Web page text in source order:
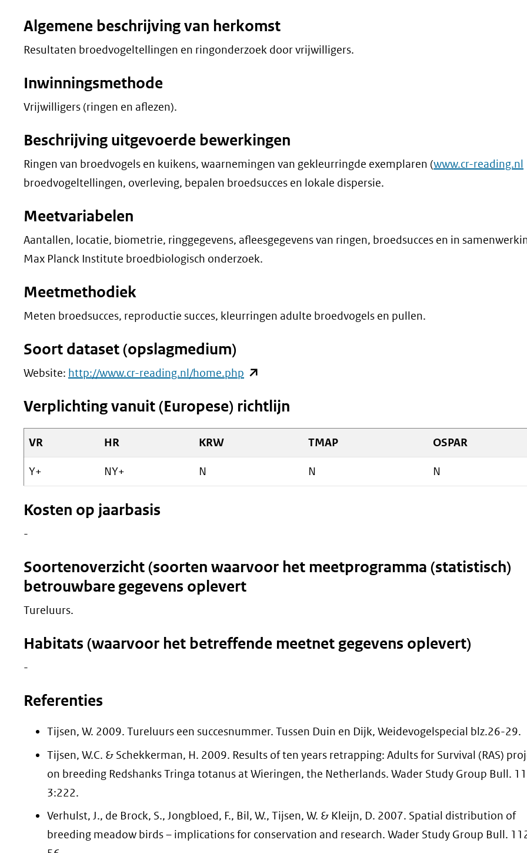
Algemene beschrijving van herkomst
Resultaten broedvogeltellingen en ringonderzoek door vrijwilligers.
Inwinningsmethode
Vrijwilligers (ringen en aflezen).
Beschrijving uitgevoerde bewerkingen
Ringen van broedvogels en kuikens, waarnemingen van gekleurringde exemplaren (www.cr-reading.nl
broedvogeltellingen, overleving, bepalen broedsucces en lokale dispersie.
Meetvariabelen
Aantallen, locatie, biometrie, ringgegevens, afleesgegevens van ringen, broedsucces en in
Max Planck Institute broedbiologisch onderzoek.
Meetmethodiek
Meten broedsucces, reproductie succes, kleurringen adulte broedvogels en pullen.
Soort dataset (opslagmedium)
Website: http://www.cr-reading.nl/home.php (opent
nieuw
venster)
een
Verplichting vanuit (Europese) richtlijn
VR HR KRW TMAP OSPAR
Y+ NY+ N N N
Kosten op jaarbasis
-
Soortenoverzicht (soorten waarvoor het meetprogramma (statistisch)
betrouwbare gegevens oplevert
Tureluurs.
Habitats (waarvoor het betreffende meetnet gegevens oplevert)
-
Referenties
Tijsen, W. 2009. Tureluurs een succesnummer. Tussen Duin en Dijk, Weidevogelspecial blz.26-29.
Tijsen, W.C. & Schekkerman, H. 2009. Results of ten years retrapping: Adults for Survival (RAS)
on breeding Redshanks Tringa totanus at Wieringen, the Netherlands. Wader Study Group Bull.
3:222.
Verhulst, J., de Brock, S., Jongbloed, F., Bil, W., Tijsen, W. & Kleijn, D. 2007. Spatial distribution of
breeding meadow birds – implications for conservation and research. Wader Study Group Bull.